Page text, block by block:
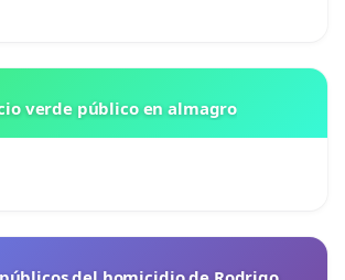
verde público en almagro